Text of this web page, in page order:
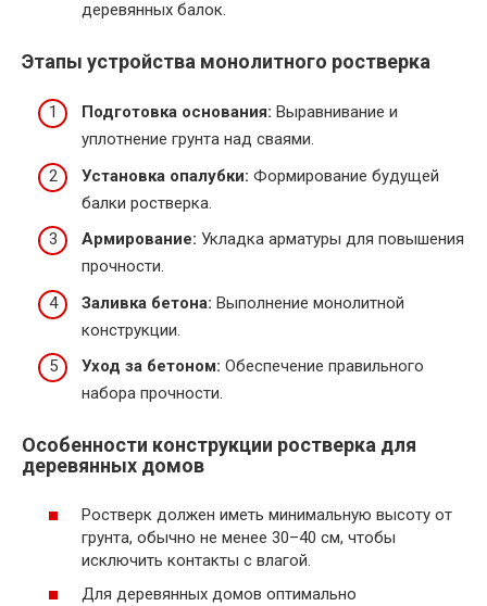
деревянных балок.
Этапы устройства монолитного ростверка
Подготовка основания: Выравнивание и
уплотнение грунта над сваями.
Установка опалубки: Формирование будущей
балки ростверка.
Армирование: Укладка арматуры для повышения
прочности.
Заливка бетона: Выполнение монолитной
конструкции.
Уход за бетоном: Обеспечение правильного
набора прочности.
Особенности конструкции ростверка для
деревянных домов
Ростверк должен иметь минимальную высоту от
грунта, обычно не менее 30–40 см, чтобы
исключить контакты с влагой.
Для деревянных домов оптимально